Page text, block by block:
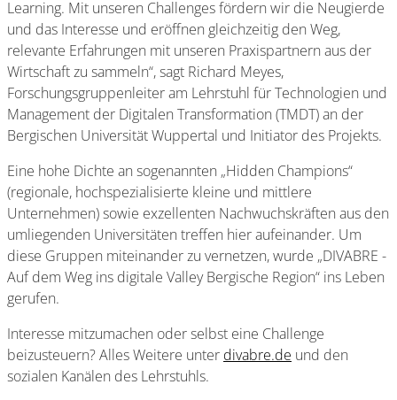
Learning. Mit unseren Challenges fördern wir die Neugierde
und das Interesse und eröffnen gleichzeitig den Weg,
relevante Erfahrungen mit unseren Praxispartnern aus der
Wirtschaft zu sammeln“, sagt Richard Meyes,
Forschungsgruppenleiter am Lehrstuhl für Technologien und
Management der Digitalen Transformation (TMDT) an der
Bergischen Universität Wuppertal und Initiator des Projekts.
Eine hohe Dichte an sogenannten „Hidden Champions“
(regionale, hochspezialisierte kleine und mittlere
Unternehmen) sowie exzellenten Nachwuchskräften aus den
umliegenden Universitäten treffen hier aufeinander. Um
diese Gruppen miteinander zu vernetzen, wurde „DIVABRE -
Auf dem Weg ins digitale Valley Bergische Region“ ins Leben
gerufen.
Interesse mitzumachen oder selbst eine Challenge
beizusteuern? Alles Weitere unter divabre.de und den
sozialen Kanälen des Lehrstuhls.